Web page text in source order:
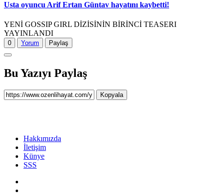
Usta oyuncu Arif Ertan Güntav hayatını kaybetti!
YENİ GOSSIP GIRL DİZİSİNİN BİRİNCİ TEASERI
YAYINLANDI
0 Yorum Paylaş
Bu Yazıyı Paylaş
Kopyala
Hakkımızda
İletişim
Künye
SSS